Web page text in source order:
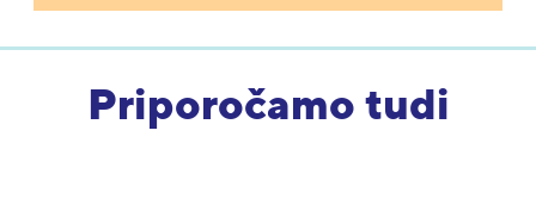
Priporočamo tudi